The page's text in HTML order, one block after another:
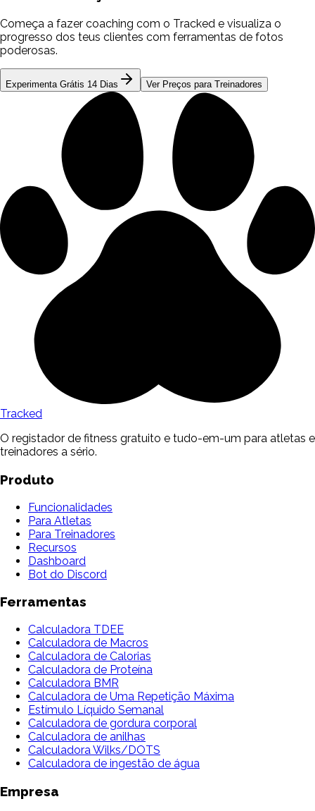
Começa a fazer coaching com o Tracked e visualiza o
progresso dos teus clientes com ferramentas de fotos
poderosas.
Experimenta Grátis 14 Dias Ver Preços para Treinadores
Tracked
O registador de fitness gratuito e tudo-em-um para atletas e
treinadores a sério.
Produto
Funcionalidades
Para Atletas
Para Treinadores
Recursos
Dashboard
Bot do Discord
Ferramentas
Calculadora TDEE
Calculadora de Macros
Calculadora de Calorias
Calculadora de Proteína
Calculadora BMR
Calculadora de Uma Repetição Máxima
Estímulo Líquido Semanal
Calculadora de gordura corporal
Calculadora de anilhas
Calculadora Wilks/DOTS
Calculadora de ingestão de água
Empresa